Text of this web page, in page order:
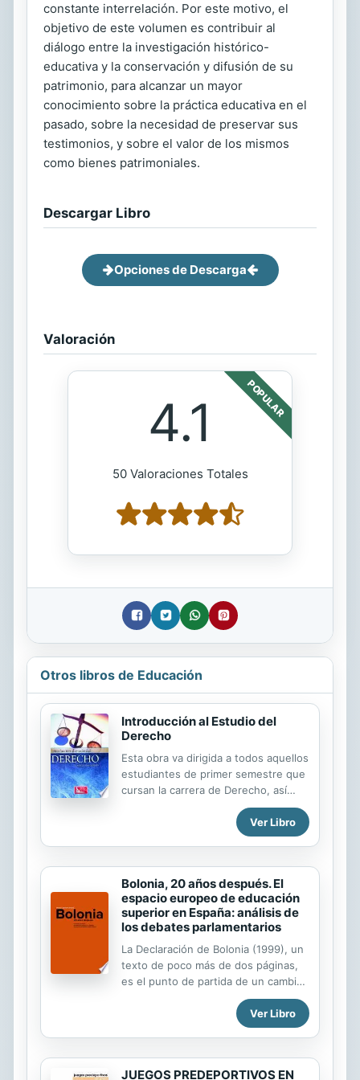
constante interrelación. Por este motivo, el
objetivo de este volumen es contribuir al
diálogo entre la investigación histórico-
educativa y la conservación y difusión de su
patrimonio, para alcanzar un mayor
conocimiento sobre la práctica educativa en el
pasado, sobre la necesidad de preservar sus
testimonios, y sobre el valor de los mismos
como bienes patrimoniales.
Descargar Libro
Opciones de Descarga
Valoración
POPULAR
4.1
50 Valoraciones Totales
Otros libros de Educación
Introducción al Estudio del
Derecho
Esta obra va dirigida a todos aquellos
estudiantes de primer semestre que
cursan la carrera de Derecho, así
como para aquellas personas que
deseen conocer las bases y
principios doctrinales del Derecho,
juristas en la materia, con la finalidad
de exponer dichas teorías lo más
claro posible. El desarrollo de este
libro es un análisis de las nociones
del derecho.
Ver Libro
Bolonia, 20 años después. El
espacio europeo de educación
superior en España: análisis de
los debates parlamentarios
La Declaración de Bolonia (1999), un
texto de poco más de dos páginas,
es el punto de partida de un cambio
sustancial en el sistema universitario
europeo, no solo en la estructura de
los estudios para fomentar la
también en la concepción de la
Ver Libro
JUEGOS PREDEPORTIVOS EN